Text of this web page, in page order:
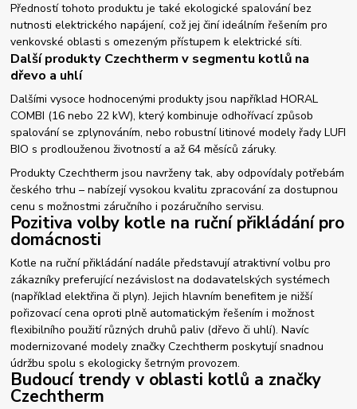
Předností tohoto produktu je také ekologické spalování bez
nutnosti elektrického napájení, což jej činí ideálním řešením pro
venkovské oblasti s omezeným přístupem k elektrické síti.
Další produkty Czechtherm v segmentu kotlů na
dřevo a uhlí
Dalšími vysoce hodnocenými produkty jsou například HORAL
COMBI (16 nebo 22 kW), který kombinuje odhořívací způsob
spalování se zplynováním, nebo robustní litinové modely řady LUFI
BIO s prodlouženou životností a až 64 měsíců záruky.
Produkty Czechtherm jsou navrženy tak, aby odpovídaly potřebám
českého trhu – nabízejí vysokou kvalitu zpracování za dostupnou
cenu s možnostmi záručního i pozáručního servisu.
Pozitiva volby kotle na ruční přikládání pro
domácnosti
Kotle na ruční přikládání nadále představují atraktivní volbu pro
zákazníky preferující nezávislost na dodavatelských systémech
(například elektřina či plyn). Jejich hlavním benefitem je nižší
pořizovací cena oproti plně automatickým řešením i možnost
flexibilního použití různých druhů paliv (dřevo či uhlí). Navíc
modernizované modely značky Czechtherm poskytují snadnou
údržbu spolu s ekologicky šetrným provozem.
Budoucí trendy v oblasti kotlů a značky
Czechtherm